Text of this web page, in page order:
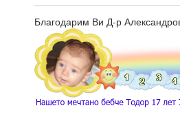
Благодарим Ви Д-р